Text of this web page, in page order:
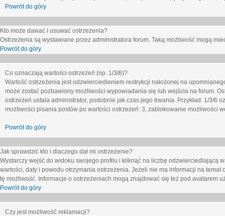
Powrót do góry
Kto może dawać i usuwać ostrzeżenia?
Ostrzeżenia są wystawiane przez administratora forum. Taką możliwość mogą
Powrót do góry
Co oznaczają wartości ostrzeżeń (np. 1/3/6)?
Wartość ostrzeżenia jest odzwierciedleniem restrykcji nałożonej na
może zostać pozbawiony możliwości wypowiadania się lub wejścia na forum.
ostrzeżeń ustala administrator, podobnie jak czas jego trwania. Przykład: 1/3/6
możliwości pisania postów po wartości ostrzeżeń: 3, zablokowanie możliwości
Powrót do góry
Jak sprawdzić kto i dlaczego dał mi ostrzeżenie?
Wystarczy wejść do widoku swojego profilu i kliknąć na liczbę odzwierciedlającą
wartości, daty i powodu otrzymania ostrzeżenia. Jeżeli nie ma informacji na temat
tę możliwość. Informacje o ostrzeżeniach mogą znajdować się też pod avatarem
Powrót do góry
Czy jest możliwość reklamacji?